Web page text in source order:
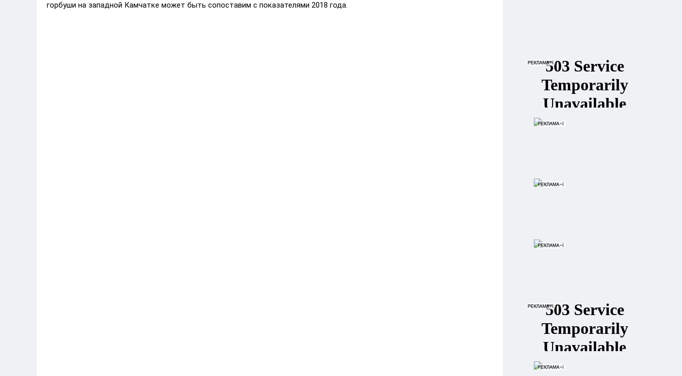
горбуши на западной Камчатке может быть сопоставим с показателями 2018 года.